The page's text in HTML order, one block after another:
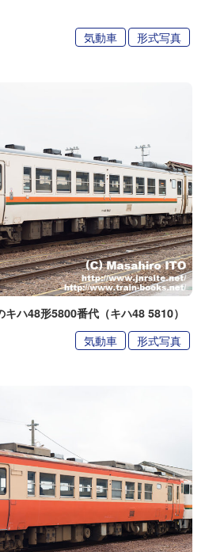
気動車 形式写真
ハ48形5800番代（キハ48 5810）
気動車 形式写真